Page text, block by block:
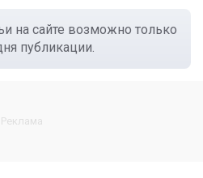
на сайте возможно только
публикации.